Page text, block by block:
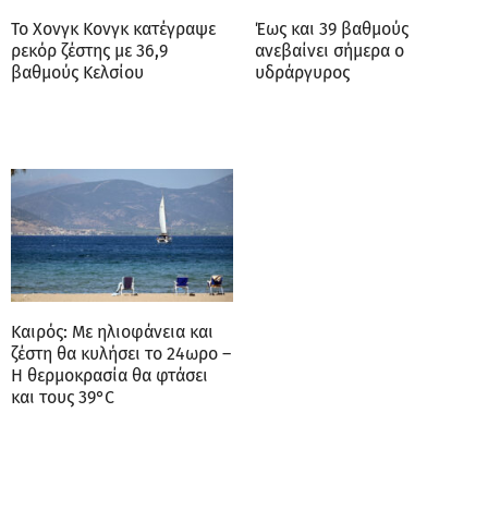
Το Χονγκ Κονγκ κατέγραψε
ρεκόρ ζέστης με 36,9
βαθμούς Κελσίου
Έως και 39 βαθμούς
ανεβαίνει σήμερα ο
υδράργυρος
Καιρός: Με ηλιοφάνεια και
ζέστη θα κυλήσει το 24ωρο –
Η θερμοκρασία θα φτάσει
και τους 39°C